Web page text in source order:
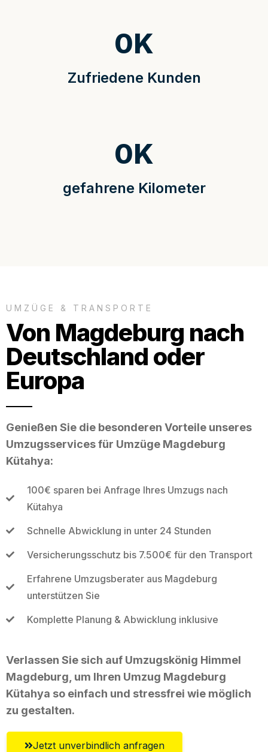
Zufriedene Kunden
0K
gefahrene Kilometer
0K
UMZÜGE & TRANSPORTE
Von Magdeburg nach
Deutschland oder
Europa
Genießen Sie die besonderen Vorteile unseres
Umzugsservices für Umzüge Magdeburg
Kütahya:
100€ sparen bei Anfrage Ihres Umzugs nach
Kütahya
Schnelle Abwicklung in unter 24 Stunden
Versicherungsschutz bis 7.500€ für den Transport
Erfahrene Umzugsberater aus Magdeburg
unterstützen Sie
Komplette Planung & Abwicklung inklusive
Verlassen Sie sich auf Umzugskönig Himmel
Magdeburg, um Ihren Umzug Magdeburg
Kütahya so einfach und stressfrei wie möglich
zu gestalten.
Jetzt unverbindlich anfragen